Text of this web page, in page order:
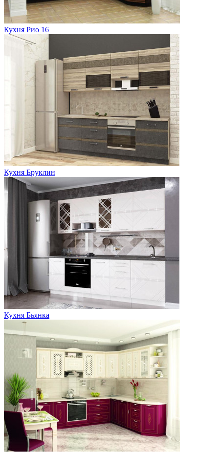
Кухня Рио 16
Кухня Бруклин
Кухня Бьянка